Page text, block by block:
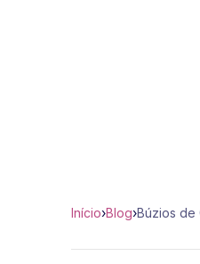
Início›Blog›Búzios de